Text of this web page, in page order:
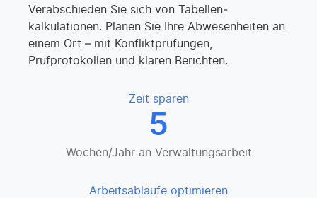
Verabschieden Sie sich von Tabellen­
kalkulationen. Planen Sie Ihre Abwesen­­heiten an
einem Ort – mit Konfliktprüfungen,
Prüfprotokollen und klaren Berichten.
Zeit sparen
5
Wochen/Jahr an Verwaltungsarbeit
Arbeitsabläufe optimieren